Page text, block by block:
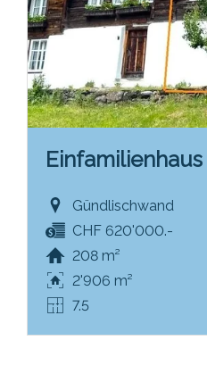
Einfamilienhaus
Gündlischwand
CHF 620'000.-
208 m²
2'906 m²
7.5